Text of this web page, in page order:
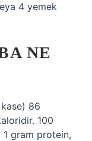
4 yemek
NE
86
100
gram protein,